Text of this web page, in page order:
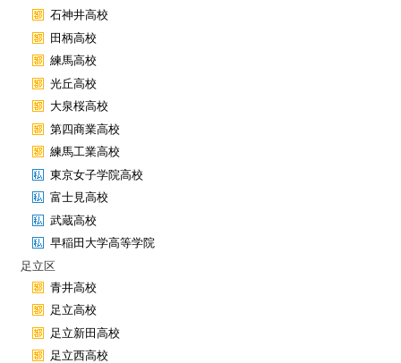
石神井高校
田柄高校
練馬高校
光丘高校
大泉桜高校
第四商業高校
練馬工業高校
東京女子学院高校
富士見高校
武蔵高校
早稲田大学高等学院
足立区
青井高校
足立高校
足立新田高校
足立西高校